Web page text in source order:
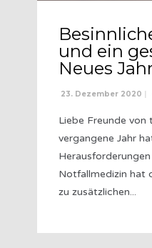
und ein
Neues
23. Dezember 2020 |
Liebe Freunde von
vergangene Jahr
Notfallmedizin hat
zu zusätzlichen...